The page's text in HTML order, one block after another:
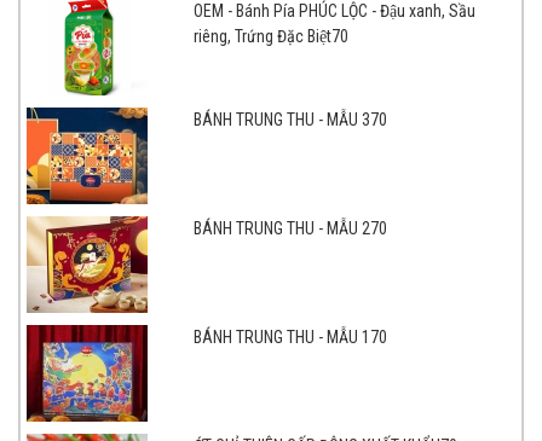
OEM - Bánh Pía PHÚC LỘC - Đậu xanh, Sầu
riêng, Trứng Đặc Biệt70
BÁNH TRUNG THU - MẪU 370
BÁNH TRUNG THU - MẪU 270
BÁNH TRUNG THU - MẪU 170